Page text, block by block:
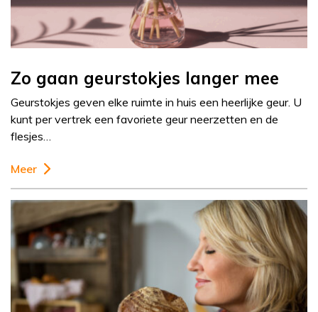
Zo gaan geurstokjes langer mee
Geurstokjes geven elke ruimte in huis een heerlijke geur. U
kunt per vertrek een favoriete geur neerzetten en de
flesjes…
Meer